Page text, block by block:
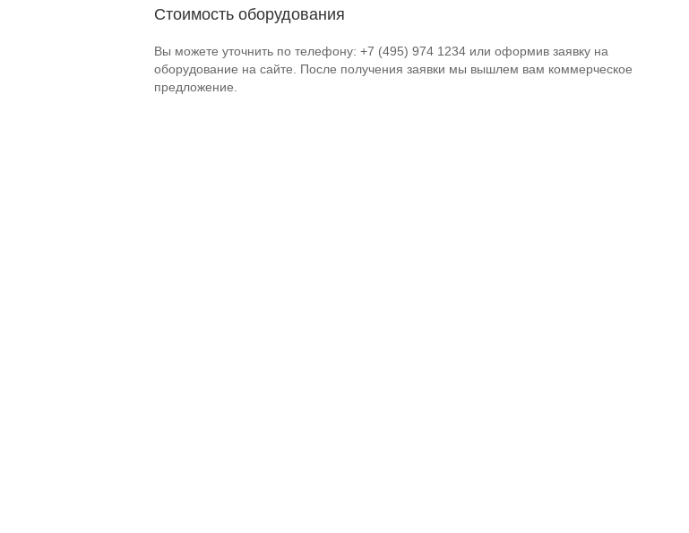
Стоимость оборудования
Вы можете уточнить по телефону: +7 (495) 974 1234 или оформив заявку на
оборудование на сайте. После получения заявки мы вышлем вам коммерческое
предложение.